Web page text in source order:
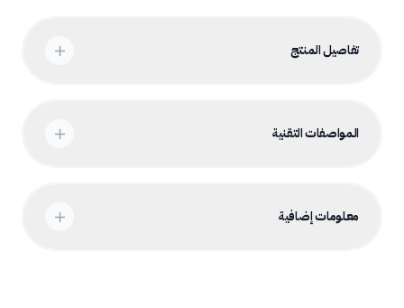
تفاصيل المنتج
المواصفات التقنية
معلومات إضافية